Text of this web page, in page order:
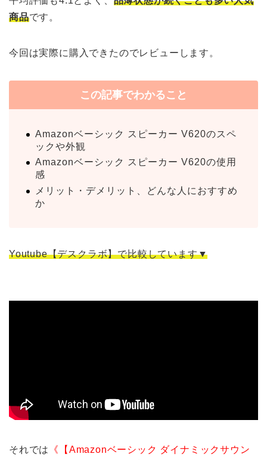
商品です。
今回は実際に購入できたのでレビューします。
この記事でわかること
Amazonベーシック スピーカー V620のスペ
ックや外観
Amazonベーシック スピーカー V620の使用
感
メリット・デメリット、どんな人におすすめ
か
Youtube【デスクラボ】で比較しています▼
それでは
《【Amazonベーシック ダイナミックサウン